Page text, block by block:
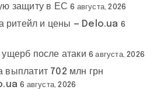
защиту в ЕС 6 августа, 2026
ритейл и цены — Delo.ua 6
после атаки 6 августа, 2026
702 млн грн
6 августа, 2026